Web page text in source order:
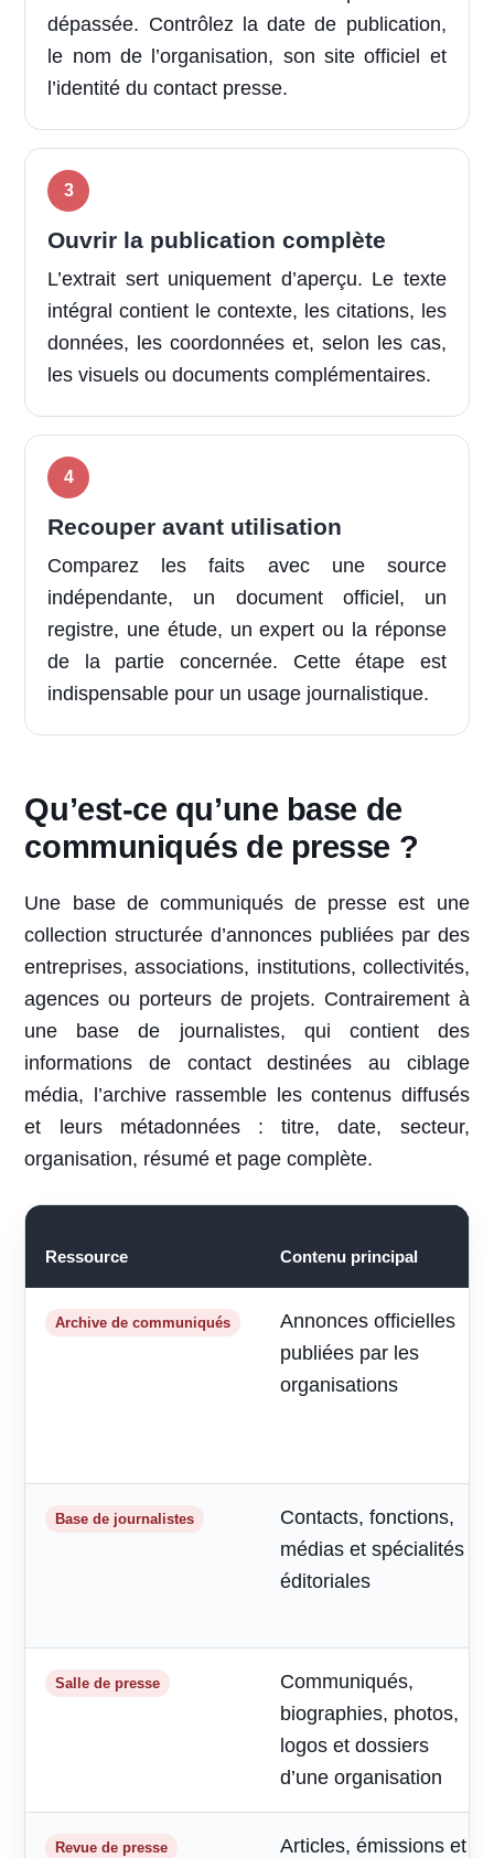
dépassée. Contrôlez la date de publication,
le nom de l’organisation, son site officiel et
l’identité du contact presse.
Ouvrir la publication complète
L’extrait sert uniquement d’aperçu. Le texte
intégral contient le contexte, les citations, les
données, les coordonnées et, selon les cas,
les visuels ou documents complémentaires.
Recouper avant utilisation
Comparez les faits avec une source
indépendante, un document officiel, un
registre, une étude, un expert ou la réponse
de la partie concernée. Cette étape est
indispensable pour un usage journalistique.
Qu’est-ce qu’une base de
communiqués de presse ?
Une base de communiqués de presse est une
collection structurée d’annonces publiées par des
entreprises, associations, institutions, collectivités,
agences ou porteurs de projets. Contrairement à
une base de journalistes, qui contient des
informations de contact destinées au ciblage
média, l’archive rassemble les contenus diffusés
et leurs métadonnées : titre, date, secteur,
organisation, résumé et page complète.
Ressource Contenu principal
Archive de communiqués
Annonces officielles
publiées par les
organisations
Base de journalistes
Contacts, fonctions,
médias et spécialités
éditoriales
Salle de presse
Communiqués,
biographies, photos,
logos et dossiers
d’une organisation
Revue de presse
Articles, émissions et